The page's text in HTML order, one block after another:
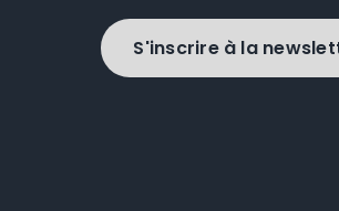
S'inscrire à la